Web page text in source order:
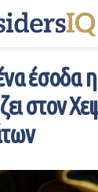
έσοδα
στον